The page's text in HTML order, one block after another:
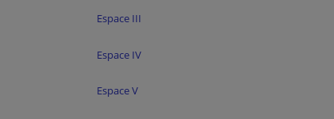
Espace III
Espace IV
Espace V